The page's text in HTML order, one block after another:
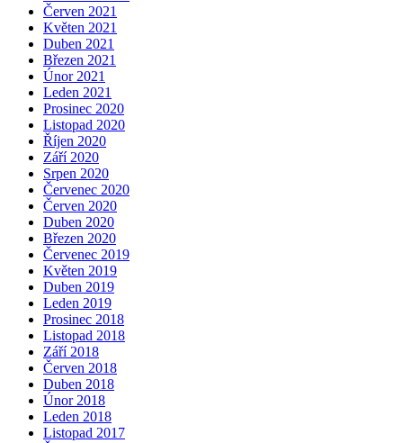
Červen 2021
Květen 2021
Duben 2021
Březen 2021
Únor 2021
Leden 2021
Prosinec 2020
Listopad 2020
Říjen 2020
Září 2020
Srpen 2020
Červenec 2020
Červen 2020
Duben 2020
Březen 2020
Červenec 2019
Květen 2019
Duben 2019
Leden 2019
Prosinec 2018
Listopad 2018
Září 2018
Červen 2018
Duben 2018
Únor 2018
Leden 2018
Listopad 2017